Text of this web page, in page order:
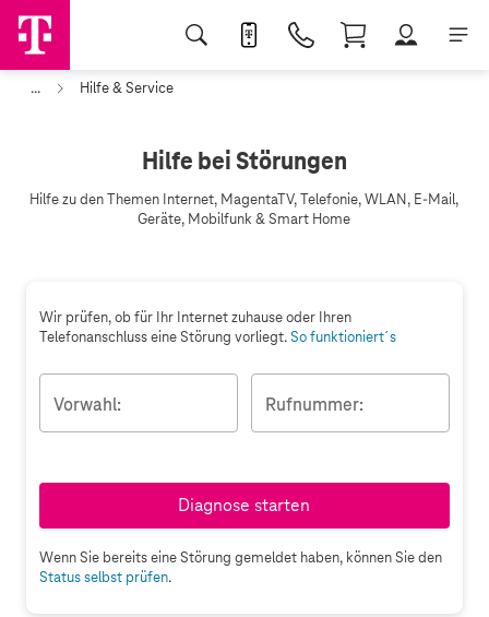
... Hilfe & Service
Hilfe bei Störungen
Hilfe zu den Themen Internet, MagentaTV, Telefonie, WLAN, E-Mail,
Geräte, Mobilfunk & Smart Home
Wir prüfen, ob für Ihr Internet zuhause oder Ihren
Telefonanschluss eine Störung vorliegt.So funktioniert´s
Vorwahl: Rufnummer:
Wenn Sie bereits eine Störung gemeldet haben, können Sie den
Status selbst prüfen.
Diagnose starten